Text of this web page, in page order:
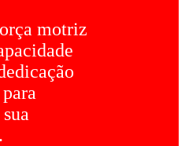
motriz